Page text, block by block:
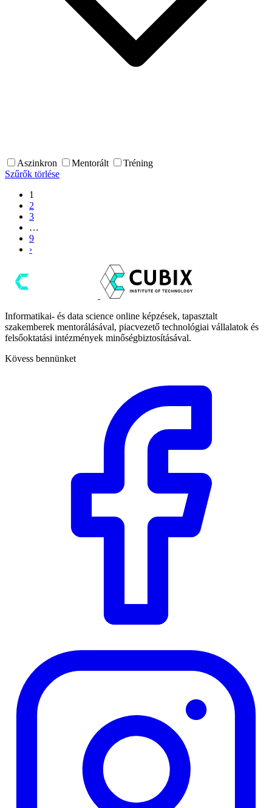
Aszinkron Mentorált
Tréning
Szűrők törlése
1
2
3
…
9
›
Informatikai- és data science online képzések, tapasztalt
szakemberek mentorálásával, piacvezető technológiai vállalatok és
felsőoktatási intézmények minőségbiztosításával.
Kövess bennünket